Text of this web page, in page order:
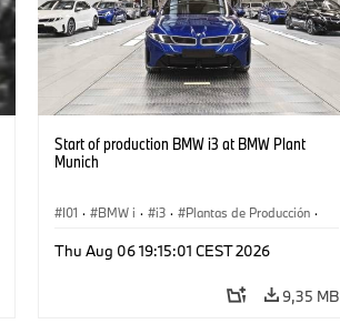
Start of production BMW i3 at BMW Plant
Munich
I01 · BMW i · i3 · Plantas de Producción ·
Producción, Reciclado
Thu Aug 06 19:15:01 CEST 2026
9,35 MB